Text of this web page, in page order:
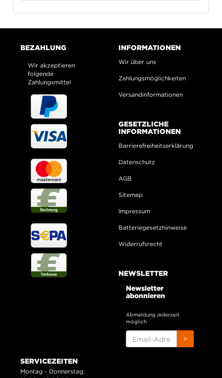
BEZAHLUNG
Wir akzeptieren
folgende
Zahlungsmittel
INFORMATIONEN
Wir über uns
Zahlungsmöglichkeiten
Versandinformationen
GESETZLICHE
INFORMATIONEN
Barrierefreiheitserklärung
Datenschutz
AGB
Sitemap
Impressum
Batteriegesetzhinweise
Widerrufsrecht
NEWSLETTER
Newsletter
abonnieren
Abmeldung jederzeit
möglich
ADRESSE
>
SERVICEZEITEN
Montag - Donnerstag: